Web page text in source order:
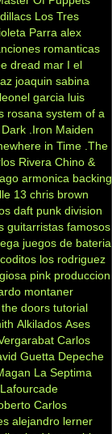
Los Tres
Parra alex
romanticas
dread mar I el
joaquin sabina
leonel garcia luis
rosana system of a
.Iron Maiden
in Time .The
Rivera Chino &
armonica backing
13 chris brown
daft punk division
guitarristas famosos
juegos de bateria
los rodriguez
pink produccion
montaner
the doors tutorial
Alkilados Ases
Carlos
Guetta Depeche
La Septima
Carlos
alejandro lerner